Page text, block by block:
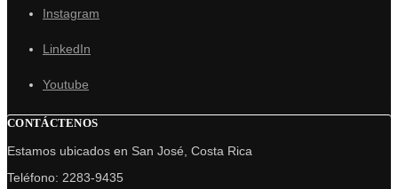
Instagram
LinkedIn
Youtube
CONTÁCTENOS
Estamos ubicados en San José, Costa Rica
Teléfono: 2283-9435